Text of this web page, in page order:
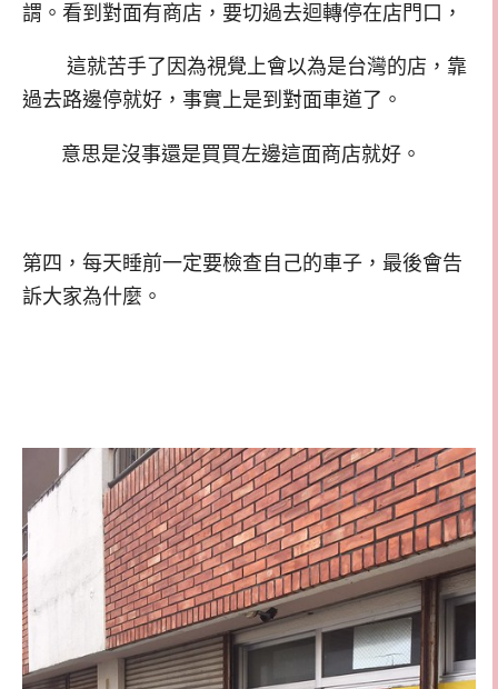
謂。看到對面有商店，要切過去迴轉停在店門口，
這就苦手了因為視覺上會以為是台灣的店，靠
過去路邊停就好，事實上是到對面車道了。
意思是沒事還是買買左邊這面商店就好。
第四，每天睡前一定要檢查自己的車子，最後會告
訴大家為什麼。